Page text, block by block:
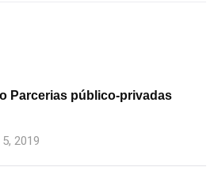
Parcerias público-privadas
2019